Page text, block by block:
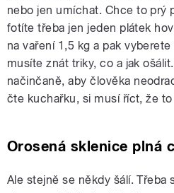
nebo jen umíchat. Chce to prý
fotíte třeba jen jeden plátek
na vaření 1,5 kg a pak
musíte znát triky, co a jak
načinčaně, aby člověka
čte kuchařku, si musí říct, že
Orosená sklenice plná
Ale stejně se někdy šálí. Třeba